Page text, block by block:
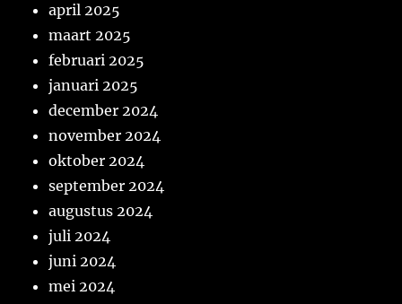
april 2025
maart 2025
februari 2025
januari 2025
december 2024
november 2024
oktober 2024
september 2024
augustus 2024
juli 2024
juni 2024
mei 2024